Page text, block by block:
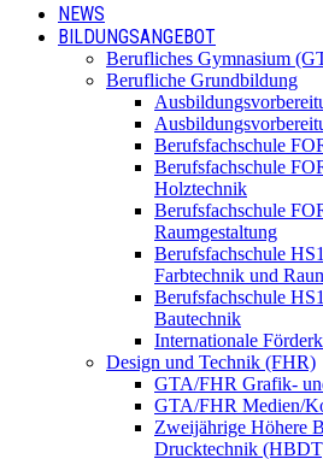
NEWS
BILDUNGSANGEBOT
Berufliches Gymnasium
Berufliche Grundbildung
Berufsfachschule
Berufsfachschule
Holztechnik
Berufsfachschule
Raumgestaltung
Berufsfachschule
Farbtechnik und
Berufsfachschule
Bautechnik
Internationale
Design und Technik (FHR)
GTA/FHR Grafik-
GTA/FHR Medien/
Zweijährige Höhere
Drucktechnik